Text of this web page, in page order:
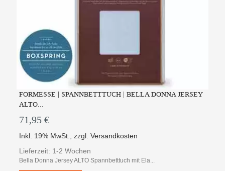
FORMESSE | SPANNBETTTUCH | BELLA DONNA JERSEY
ALTO...
71,95 €
Inkl. 19% MwSt. ,zzgl.Versandkosten
Lieferzeit: 1-2 Wochen
Bella Donna Jersey ALTO Spannbetttuch mit Ela...